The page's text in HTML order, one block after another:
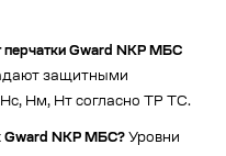
перчатки Gward NKP МБС
защитными
Нм, Нт согласно ТР ТС.
Gward NKP МБС? Уровни